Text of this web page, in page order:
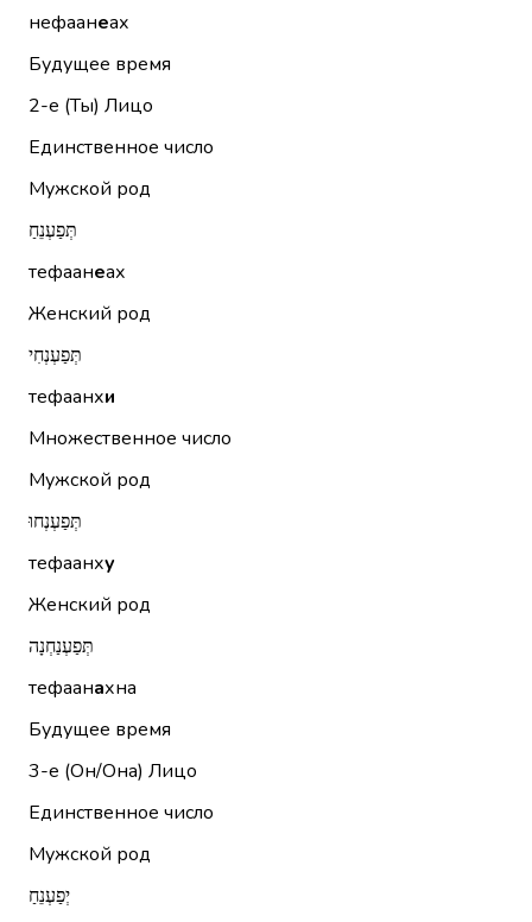
нефаанеах
Будущее время
2-е (Ты) Лицо
Единственное число
Мужской род
תְּפַעְנֵחַ
тефаанеах
Женский род
תְּפַעְנְחִי
тефаанхи
Множественное число
Мужской род
תְּפַעְנְחוּ
тефаанху
Женский род
תְּפַעְנַחְנָה
тефаанахна
Будущее время
3-е (Он/Она) Лицо
Единственное число
Мужской род
יְפַעְנֵחַ